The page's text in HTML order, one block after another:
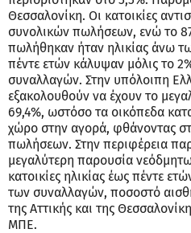
Θεσσαλονίκη. Οι κατοικίες
συνολικών πωλήσεων, ενώ το
πωλήθηκαν ήταν ηλικίας άνω
πέντε ετών κάλυψαν μόλις το
συναλλαγών. Στην υπόλοιπη
εξακολουθούν να έχουν το
69,4%, ωστόσο τα οικόπεδα
χώρο στην αγορά, φθάνοντας
πωλήσεων. Στην περιφέρεια
μεγαλύτερη παρουσία
κατοικίες ηλικίας έως πέντε
των συναλλαγών, ποσοστό
της Αττικής και της
ΜΠΕ.